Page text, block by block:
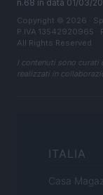
n.68 in data 01/03/
Copyright © 2026 ·
P.IVA 13542920965 ·
All Rights Reserved
I contenuti sono
realizzati in
ITALIA
Casa